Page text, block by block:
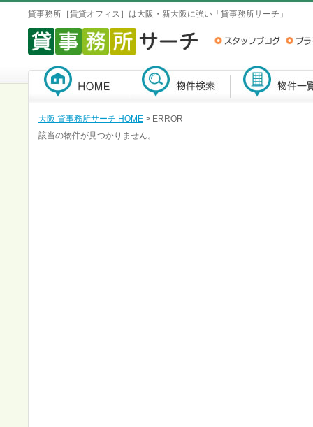
貸事務所［賃貸オフィス］は大阪・新大阪に強い「貸事務所サーチ」
大阪 貸事務所サーチ HOME > ERROR
該当の物件が見つかりません。